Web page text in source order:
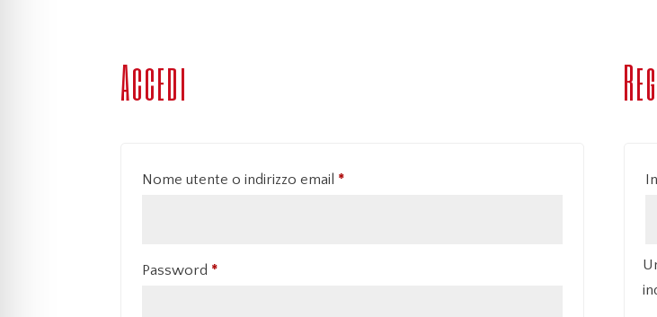
Accedi
Nome utente o indirizzo email *Richiesto
Password *Richiesto